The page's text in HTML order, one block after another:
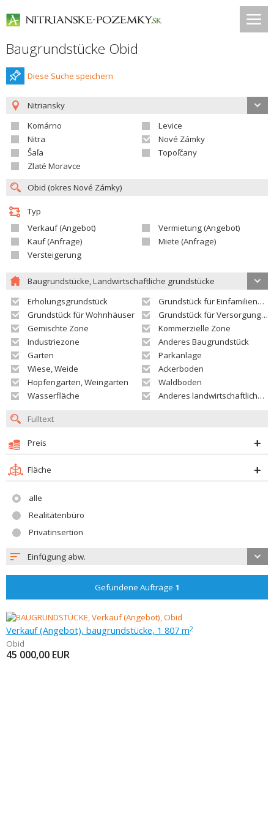
Baugrundstücke Obid
Diese Suche speichern
Nitriansky
Komárno
Levice
Nitra
Nové Zámky
Šaľa
Topoľčany
Zlaté Moravce
Typ
Verkauf (Angebot)
Vermietung (Angebot)
Kauf (Anfrage)
Miete (Anfrage)
Versteigerung
Baugrundstücke, Landwirtschaftliche grundstücke
Erholungsgrundstück
Grundstück für Einfamilienhäuser
Grundstück für Wohnhäuser
Grundstück für Versorgungseinrichtungen
Gemischte Zone
Kommerzielle Zone
Industriezone
Anderes Baugrundstück
Garten
Parkanlage
Wiese, Weide
Ackerboden
Hopfengarten, Weingarten
Waldboden
Wasserfläche
Anderes landwirtschaftliches Grundstück
Preis
Fläche
alle
Realitätenbüro
Privatinsertion
Einfügung abw.
Gefundene Aufträge 1
Verkauf (Angebot), baugrundstücke, 1 807 m2
Obid
45 000,00 EUR